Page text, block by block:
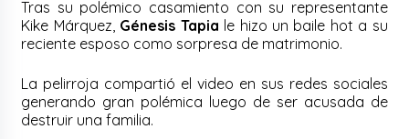
Tras su polémico casamiento con su representante
Kike Márquez, Génesis Tapia le hizo un baile hot a su
reciente esposo como sorpresa de matrimonio.
La pelirroja compartió el video en sus redes sociales
generando gran polémica luego de ser acusada de
destruir una familia.